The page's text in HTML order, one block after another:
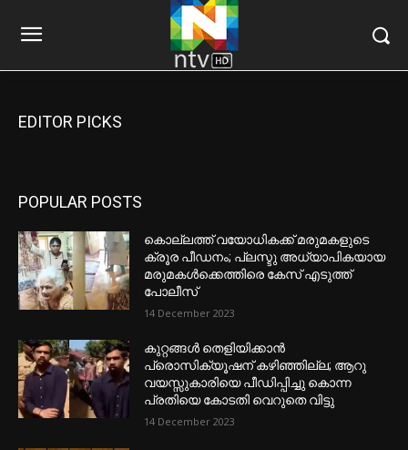
EDITOR PICKS
POPULAR POSTS
കൊല്ലത്ത് വയോധികക്ക് മരുമകളുടെ
ക്രൂര പീഡനം; പ്ലസ്ടു അധ്യാപികയായ
മരുമകൾക്കെത്തിരെ കേസ് എടുത്ത്
പോലീസ്
14 December 2023
കുറ്റങ്ങൾ തെളിയിക്കാൻ
പ്രൊസിക്യൂഷന് കഴിഞ്ഞില്ല; ആറു
വയസ്സുകാരിയെ പീഡിപ്പിച്ചു കൊന്ന
പ്രതിയെ കോടതി വെറുതെ വിട്ടു
14 December 2023